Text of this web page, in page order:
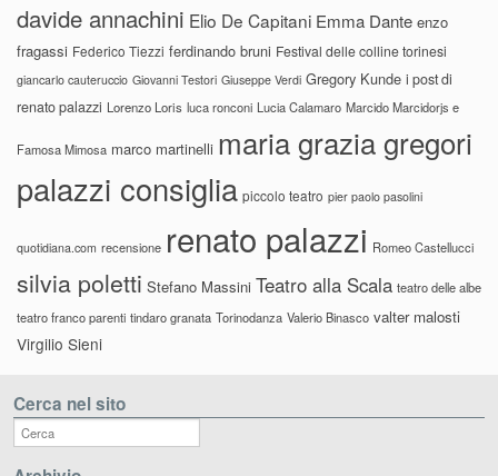
davide annachini Elio De Capitani Emma Dante enzo
fragassi Federico Tiezzi ferdinando bruni Festival delle colline torinesi
giancarlo cauteruccio Giovanni Testori Giuseppe Verdi Gregory Kunde i post di
renato palazzi Lorenzo Loris luca ronconi Lucia Calamaro Marcido Marcidorjs e
Famosa Mimosa marco martinelli maria grazia gregori
palazzi consiglia piccolo teatro pier paolo pasolini
quotidiana.com recensione renato palazzi Romeo Castellucci
silvia poletti Stefano Massini Teatro alla Scala teatro delle albe
teatro franco parenti tindaro granata Torinodanza Valerio Binasco valter malosti
Virgilio Sieni
Cerca nel sito